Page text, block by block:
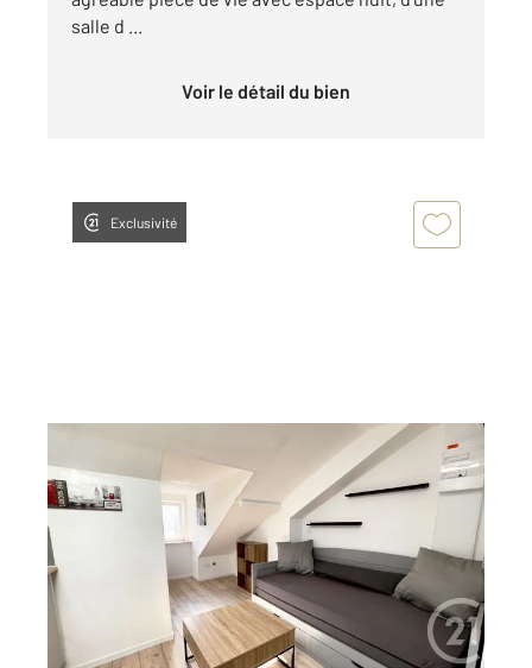
salle d ...
Voir le détail du bien
Exclusivité
12,26 m2 , 1 pièce
Ref : 21421
Appartement Studio à louer
380 €
par mois charges comprises
Visiter le site dédié